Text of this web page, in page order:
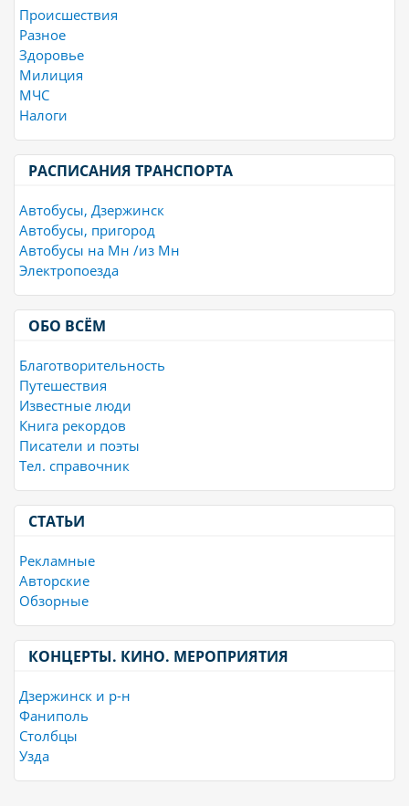
Происшествия
Разное
Здоровье
Милиция
МЧС
Налоги
РАСПИСАНИЯ ТРАНСПОРТА
Автобусы, Дзержинск
Автобусы, пригород
Автобусы на Мн /из Мн
Электропоезда
ОБО ВСЁМ
Благотворительность
Путешествия
Известные люди
Книга рекордов
Писатели и поэты
Тел. справочник
СТАТЬИ
Рекламные
Авторские
Обзорные
КОНЦЕРТЫ. КИНО. МЕРОПРИЯТИЯ
Дзержинск и р-н
Фаниполь
Столбцы
Узда